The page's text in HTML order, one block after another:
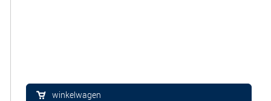
winkelwagen